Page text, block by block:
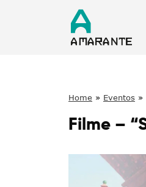
Home » Eventos »
Filme –